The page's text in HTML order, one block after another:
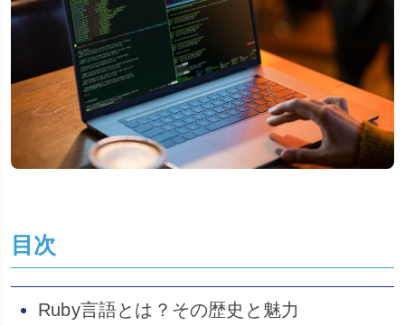
目次
Ruby言語とは？その歴史と魅力